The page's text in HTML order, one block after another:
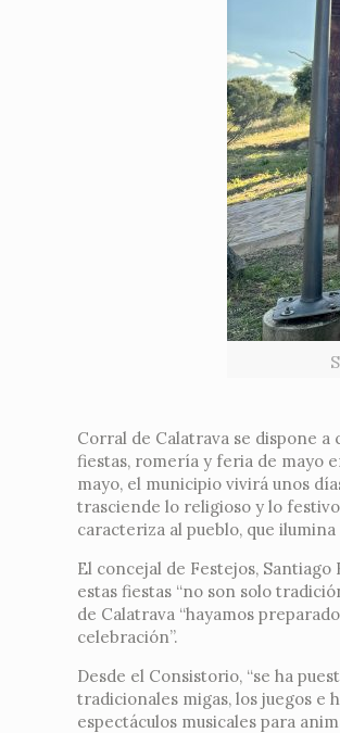
Corral de Calatrava se dispone a
fiestas, romería y feria de mayo
mayo, el municipio vivirá unos
trasciende lo religioso y lo
caracteriza al pueblo, que
El concejal de Festejos, Santiago
estas fiestas “no son solo
de Calatrava “hayamos
celebración”.
Desde el Consistorio, “se ha
tradicionales migas, los juegos e
espectáculos musicales para